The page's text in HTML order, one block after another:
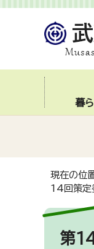
暮
現在の位
14回策定
第